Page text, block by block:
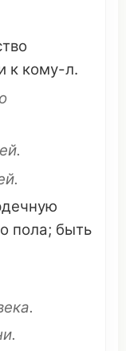
к кому-л.
.
.
пола; быть
.